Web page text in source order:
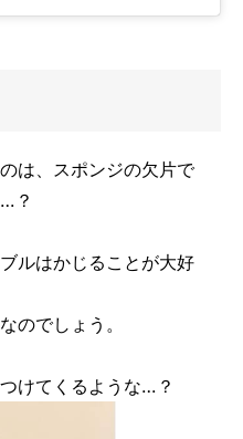
は、スポンジの欠片で
？
ルはかじることが大好
のでしょう。
けてくるような…？